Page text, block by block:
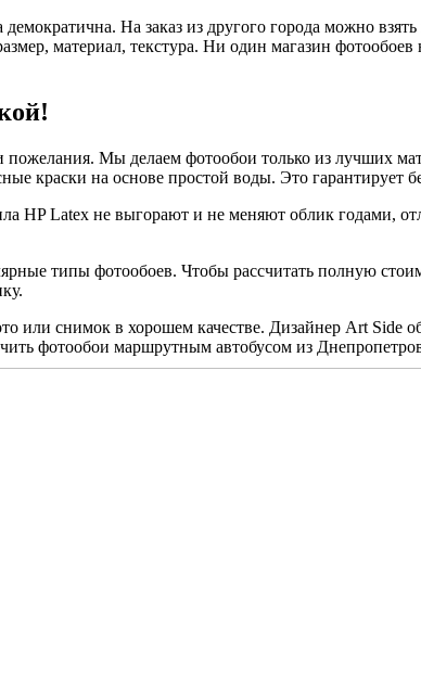
На заказ из другого города можно
материал, текстура. Ни один магазин
Мы делаем фотообои только из лучших
краски на основе простой воды. Это гарантирует
HP Latex не выгорают и не меняют облик годами,
типы фотообоев. Чтобы рассчитать полную
или снимок в хорошем качестве. Дизайнер Art Side
фотообои маршрутным автобусом из